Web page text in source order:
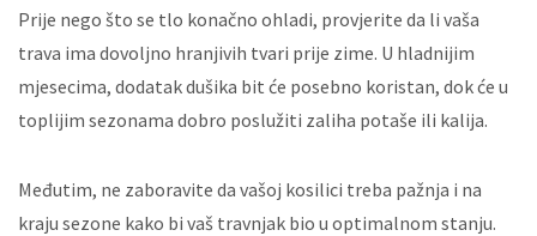
Prije nego što se tlo konačno ohladi, provjerite da li vaša
trava ima dovoljno hranjivih tvari prije zime. U hladnijim
mjesecima, dodatak dušika bit će posebno koristan, dok će u
toplijim sezonama dobro poslužiti zaliha potaše ili kalija.
Međutim, ne zaboravite da vašoj kosilici treba pažnja i na
kraju sezone kako bi vaš travnjak bio u optimalnom stanju.